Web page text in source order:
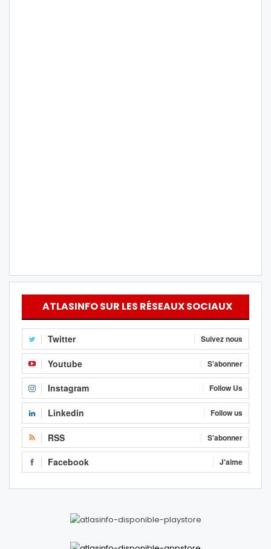
ATLASINFO SUR LES RÉSEAUX SOCIAUX
Twitter Suivez nous
Youtube S'abonner
Instagram Follow Us
Linkedin Follow us
RSS S'abonner
Facebook J'aime